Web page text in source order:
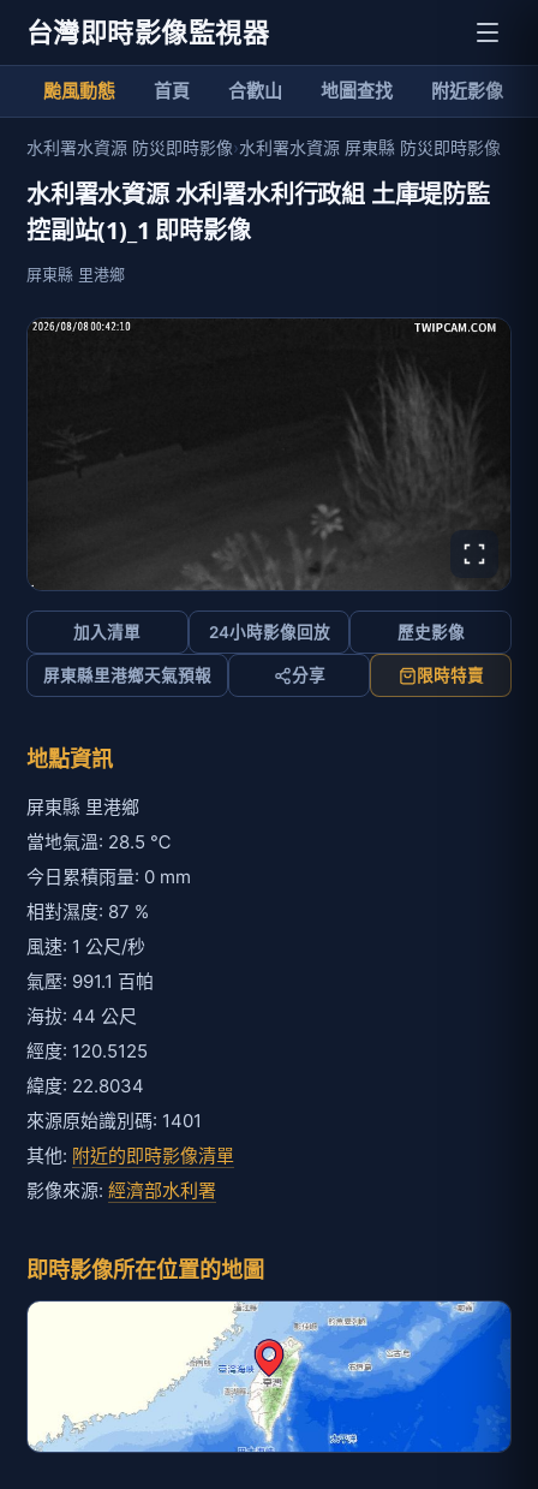
台灣即時影像監視器
颱風動態 首頁 合歡山 地圖查找 附近影像
水利署水資源 防災即時影像›水利署水資源 屏東縣 防災即時影像
水利署水資源 水利署水利行政組 土庫堤防監
控副站(1)_1 即時影像
屏東縣 里港鄉
加入清單 24小時影像回放 歷史影像
屏東縣里港鄉天氣預報 分享 限時特賣
地點資訊
屏東縣 里港鄉
當地氣溫: 28.5 ℃
今日累積雨量: 0 mm
相對濕度: 87 %
風速: 1 公尺/秒
氣壓: 991.1 百帕
海拔: 44 公尺
經度: 120.5125
緯度: 22.8034
來源原始識別碼: 1401
其他: 附近的即時影像清單
影像來源: 經濟部水利署
即時影像所在位置的地圖